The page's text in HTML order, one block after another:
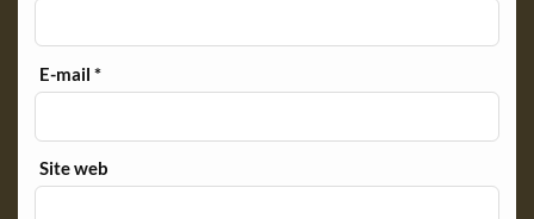
E-mail*
Site web